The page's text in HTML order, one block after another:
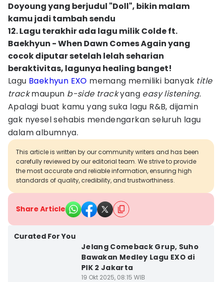
Doyoung yang berjudul "Doll", bikin malam
kamu jadi tambah sendu
12. Lagu terakhir ada lagu milik Colde ft.
Baekhyun - When Dawn Comes Again yang
cocok diputar setelah lelah seharian
beraktivitas, lagunya healing banget!
Lagu Baekhyun EXO memang memiliki banyak title
trackmaupun b-side trackyang easy listening.
Apalagi buat kamu yang suka lagu R&B, dijamin
gak nyesel sehabis mendengarkan seluruh lagu
dalam albumnya.
This article is written by our community writers and has been
carefully reviewed by our editorial team. We strive to provide
the most accurate and reliable information, ensuring high
standards of quality, credibility, and trustworthiness.
Share Article
Curated For You
Jelang Comeback Grup, Suho
Bawakan Medley Lagu EXO di
PIK 2 Jakarta
19 Okt 2025, 08:15 WIB